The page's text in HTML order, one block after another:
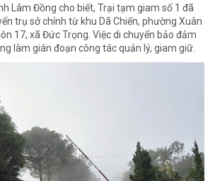
Lâm Đồng cho biết, Trại tạm giam số 1 đã
trụ sở chính từ khu Dã Chiến, phường Xuân
17, xã Đức Trọng. Việc di chuyển bảo đảm
làm gián đoạn công tác quản lý, giam giữ.